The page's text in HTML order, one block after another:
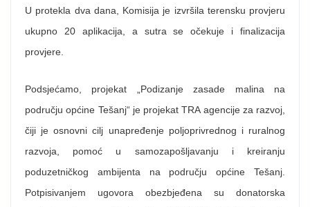
U protekla dva dana, Komisija je izvršila terensku provjeru
ukupno 20 aplikacija, a sutra se očekuje i finalizacija
provjere.
Podsjećamo, projekat „Podizanje zasade malina na
području općine Tešanj“ je projekat TRA agencije za razvoj,
čiji je osnovni cilj unapređenje poljoprivrednog i ruralnog
razvoja, pomoć u samozapošljavanju i kreiranju
poduzetničkog ambijenta na području općine Tešanj.
Potpisivanjem ugovora obezbjeđena su donatorska